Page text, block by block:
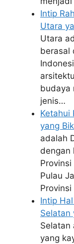
Intip
Utara
Utara
berasal
budaya
jenis…
Ketahui
yang
adalah
dengan
Pulau
Intip
Selatan
Selatan
yang